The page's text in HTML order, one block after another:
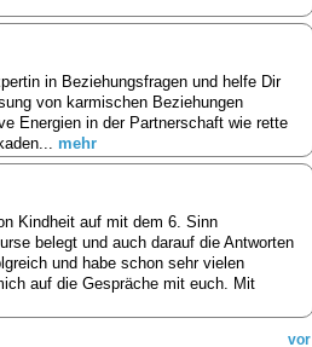
in Beziehungsfragen und helfe Dir
von karmischen Beziehungen
Energien in der Partnerschaft wie rette
mehr
Kindheit auf mit dem 6. Sinn
belegt und auch darauf die Antworten
und habe schon sehr vielen
auf die Gespräche mit euch. Mit
vor